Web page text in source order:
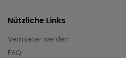
Nützliche Links
Vermieter werden
FAQ